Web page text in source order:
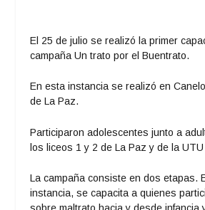
El 25 de julio se realizó la primer
campañaUn trato por el Buentrato.
En esta instancia se realizó en
de La Paz.
Participaron adolescentes junto a
los liceos 1 y 2 de La Paz y de la
La campaña consiste en dos etapas.
instancia, se capacita a quienes